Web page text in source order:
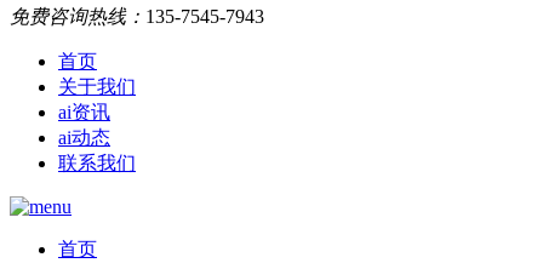
免费咨询热线： 135-7545-7943
首页
关于我们
ai资讯
ai动态
联系我们
首页